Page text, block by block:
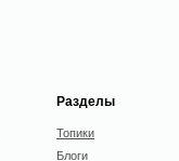
Разделы
Топики
Блоги